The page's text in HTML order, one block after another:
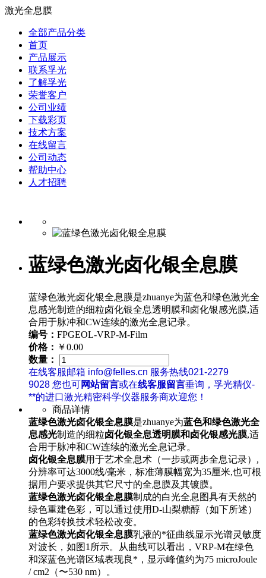
激光全息膜
全部产品分类
首页
产品展示
联系孚光
了解孚光
荣誉客户
公司业绩
下载彩页
技术方案
在线留言
公司动态
帮助中心
人才招聘
蓝绿色激光卤化银全息膜
蓝绿色激光卤化银全息膜是zhuanye为蓝色和绿色激光全
息感光制造的细粒卤化银全息透明膜和卤化银感光膜,适
合用于脉冲和CW连续的激光全息记录。
编号： FPGEOL-VRP-M-Film
价格： ￥0.00
数量：
在线客服邮箱 info@felles.cn 服务热线021-2279
9028 您也可网站留言或在线客服留言垂询，孚光精仪-
**的进口激光精密科学仪器服务商欢迎您！
商品详情
蓝绿色激光卤化银全息膜是zhuanye为蓝色和绿色激光全
息感光制造的细粒卤化银全息透明膜和卤化银感光膜,适
合用于脉冲和CW连续的激光全息记录。
卤化银全息膜用于艺术全息术（一步或两步全息记录）,
分辨率可达3000线/毫米，标准薄膜幅宽为35厘米,也可根
据用户要求提供其它尺寸的全息膜及其镀膜。
蓝绿色激光卤化银全息膜制成的白光全息图具有天然的
绿色重建色彩，可以通过使用D-山梨糖醇（如下所述）
的色彩转换技术轻松改变。
蓝绿色激光卤化银全息膜乳液的*征曲线显示光谱灵敏度
对波长，如图1所示。从曲线可以看出，VRP-M在绿色
和深蓝色光谱区域表现良*，显示峰值约为75 microJoule
/ cm2（〜530 nm）。